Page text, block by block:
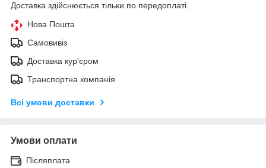
Доставка здійснюється тільки по передоплаті.
Нова Пошта
Самовивіз
Доставка кур'єром
Транспортна компанія
Всі умови доставки
Умови оплати
Післяплата